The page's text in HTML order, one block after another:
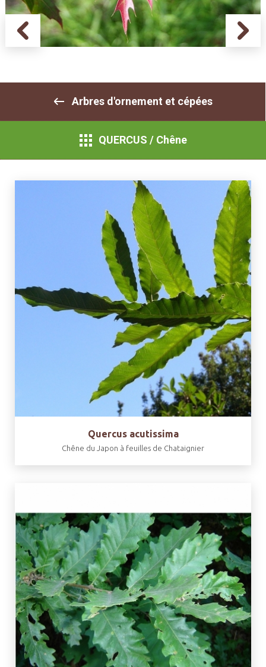
Arbres d'ornement et cépées
QUERCUS / Chêne
Quercus acutissima
Chêne du Japon à feuilles de Chataignier